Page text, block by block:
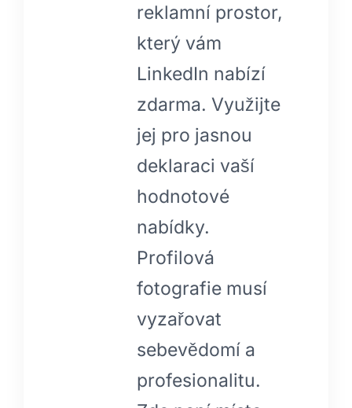
reklamní prostor,
který vám
LinkedIn nabízí
zdarma. Využijte
jej pro jasnou
deklaraci vaší
hodnotové
nabídky.
Profilová
fotografie musí
vyzařovat
sebevědomí a
profesionalitu.